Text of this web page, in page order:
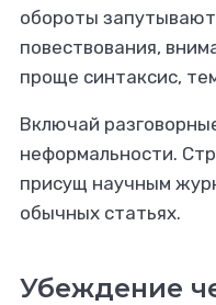
обороты запутывают
повествования,
проще синтаксис,
Включай
неформальности.
присущ научным
обычных статьях.
Убеждение